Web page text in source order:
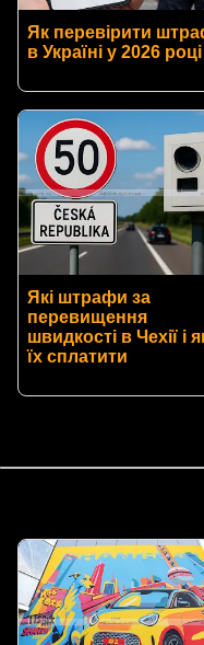
Як перевірити
в Україні у 2026 році
Які штрафи за
перевищення
швидкості в Чехії і
їх сплатити